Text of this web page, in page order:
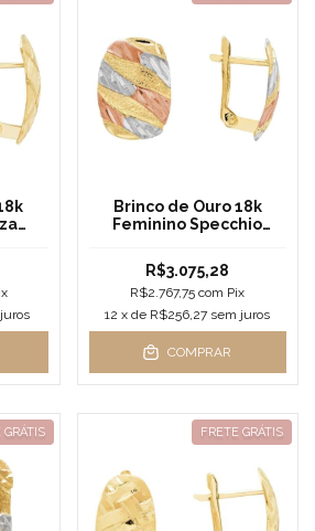
Brinco de Ouro 18k
Feminino Specchio
R$3.075,28
R$2.767,75com Pix
12 x de R$256,27 sem juros
COMPRAR
GRÁTIS FRETE GRÁTIS